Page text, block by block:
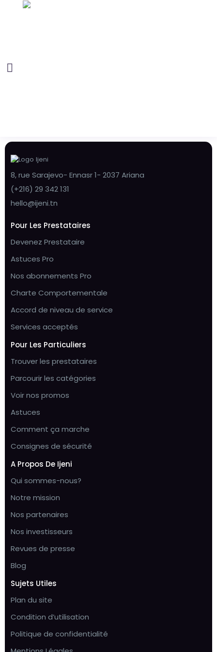
8, rue Sarajevo- Ennasr 1- 2037 Ariana
(+216) 29 342 131
hello@ijeni.tn
Pour Les Prestataires
Devenez Prestataire
Astuces Pro
Nos abonnements Pro
Charte Comportementale
Accord de niveau de service
Services acceptés
Pour Les Particuliers
Trouver les prestataires
Parcourir les catégories
Voir nos promos
Astuces
Comment ça marche
Consignes de sécurité
A Propos De Ijeni
Qui sommes-nous?
Notre mission
Nos partenaires
Nos investisseurs
Revues de presse
Blog
Sujets Utiles
Plan du site
Condition d’utilisation
Politique de confidentialité